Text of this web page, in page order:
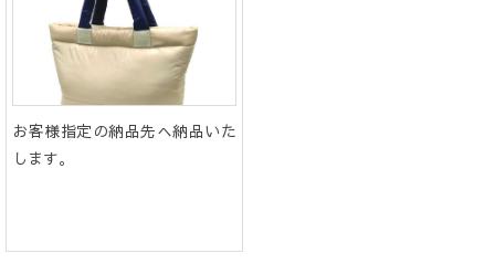
お客様指定の納品先へ納品いた
します。